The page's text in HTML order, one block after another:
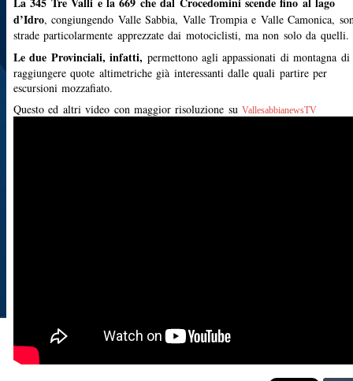
d’Idro, congiungendo Valle Sabbia, Valle Trompia e Valle Camonica,
strade particolarmente apprezzate dai motociclisti, ma non solo da quelli.
Le due Provinciali, infatti, permettono agli appassionati di montagna di
raggiungere quote altimetriche già interessanti dalle quali partire per
escursioni mozzafiato.
Questo ed altri video con maggior risoluzione suVallesabbianewsTV